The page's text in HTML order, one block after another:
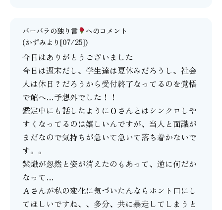
バーバラの独り言
へのコメント
(かずみより[07/25])
今日はありがとうございました
今日は週末だし、学生達は夏休みだろうし、社会
人は休日？だろうから受付終了なってるのを覚悟
で館へ…予想外でした！！
鑑定中にも話したようにＯさんとはシンクロしや
すくなってるのは嬉しいんですが、当人と面識が
まだなので気持ちが急いて急いて落ち着かないで
す。。
紫熾が忽然と姿が消えたのもあって、逆に何だか
なって…
Ａさんが私の変化に気づいたんならホント口にし
てほしいですね、、多分、共に暴走してしまうと